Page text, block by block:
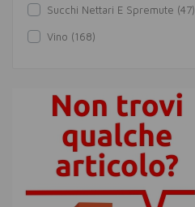
Succhi Nettari E Spremute (47)
Vino (168)